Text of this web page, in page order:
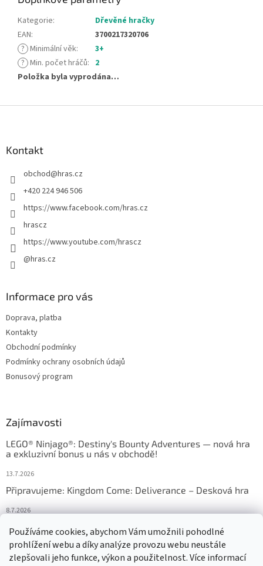
Používáme cookies, abychom Vám umožnili pohodlné
prohlížení webu a díky analýze provozu webu neustále
zlepšovali jeho funkce, výkon a použitelnost. Více informací
Kategorie:
Dřevěné hračky
EAN:
3700217320706
? Minimální věk:
3+
? Min. počet hráčů: 2
Položka byla vyprodána…
Kontakt
obchod@hras.cz
+420 224 946 506
https://www.facebook.com/hras.cz
hrascz
https://www.youtube.com/hrascz
@hras.cz
Informace pro vás
Doprava, platba
Kontakty
Obchodní podmínky
Podmínky ochrany osobních údajů
Bonusový program
Zajímavosti
LEGO® Ninjago®: Destiny's Bounty Adventures — nová hra
a exkluzivní bonus u nás v obchodě!
13.7.2026
Připravujeme: Kingdom Come: Deliverance – Desková hra
8.7.2026
Nejlepší deskové hry: výběr, který frčí v celém Česku
18.6.2026